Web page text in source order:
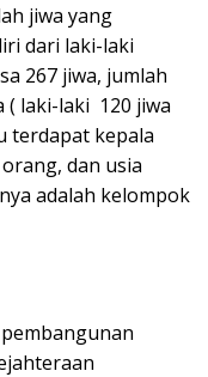
jiwa yang
dari laki-laki
267 jiwa, jumlah
( laki-laki 120 jiwa
terdapat kepala
dan usia
adalah kelompok